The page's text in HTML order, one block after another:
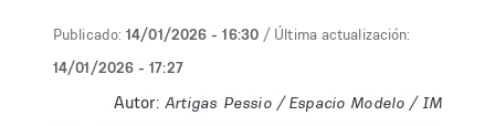
Publicado: 14/01/2026 - 16:30 / Última actualización:
14/01/2026 - 17:27
Autor: Artigas Pessio / Espacio Modelo / IM